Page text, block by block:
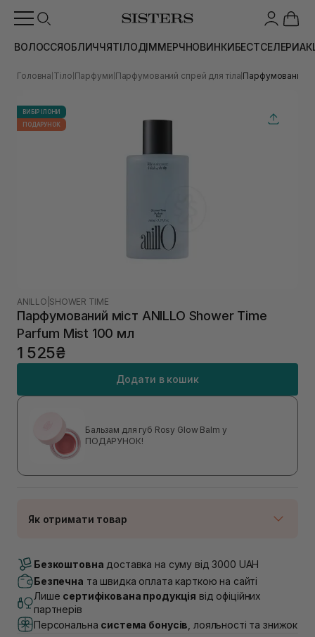
ВОЛОССЯОБЛИЧЧЯТІЛОДІММЕРЧНОВИНКИБЕСТСЕЛЕРИ
Головна Тіло Парфуми Парфумований спрей для тіла Парфумований
ВИБІР ІЛОНИ
ПОДАРУНОК
ANILLO SHOWER TIME
Парфумований міст ANILLO Shower Time
Parfum Mist 100 мл
1 525₴
Додати в кошик
Бальзам для губ Rosy Glow Balm у
ПОДАРУНОК!
Як отримати товар
В наявності
Самовивіз м. Луцьк, вул. Винниченка 4
В наявності
Самовивіз м. Львів, вул. Академіка Підстригача, 1В
(Duck’s Lake)
В наявності
Безкоштовна доставка на суму від 3000 UAH
Безпечна та швидка оплата карткою на сайті
Лише сертифікована продукція від офіційних
партнерів
Персональна система бонусів , лояльності та знижок